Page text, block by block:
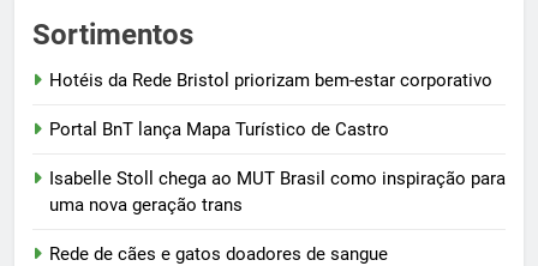
Sortimentos
Hotéis da Rede Bristol priorizam bem-estar corporativo
Portal BnT lança Mapa Turístico de Castro
Isabelle Stoll chega ao MUT Brasil como inspiração para
uma nova geração trans
Rede de cães e gatos doadores de sangue